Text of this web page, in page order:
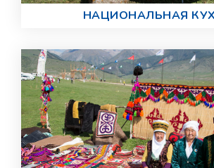
НАЦИОНАЛЬНАЯ